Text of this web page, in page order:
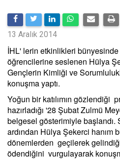
13 Aralık 2014
İHL' lerin etkinlikleri bünyesinde
öğrencilerine seslenen Hülya
Gençlerin Kimliği ve
konuşma yaptı.
Yoğun bir katılımın gözlendiği
hazırladığı '28 Şubat Zulmü
belgesel gösterimiyle
ardından Hülya Şekerci hanım
dönemlerden geçilerek
ödendiğini vurgulayarak